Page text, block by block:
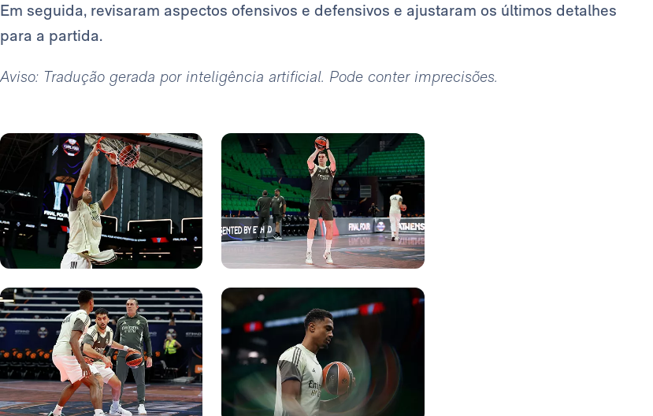
Em seguida, revisaram aspectos ofensivos e defensivos e ajustaram os últimos detalhes
para a partida.
Aviso: Tradução gerada por inteligência artificial. Pode conter imprecisões.